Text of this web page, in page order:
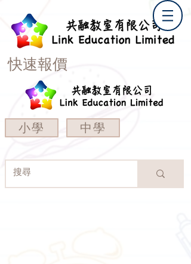
快速報價
小學 中學